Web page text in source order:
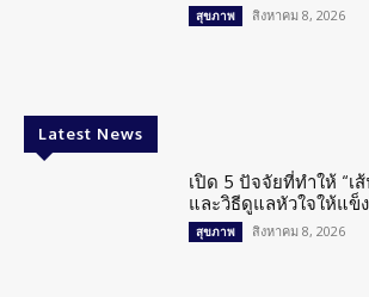
สุขภาพ สิงหาคม 8, 2026
Latest News
เปิด 5 ปัจจัยที่ทำให้ “เ
และวิธีดูแลหัวใจให้แข็
สุขภาพ สิงหาคม 8, 2026